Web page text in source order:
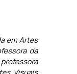
em Artes
da